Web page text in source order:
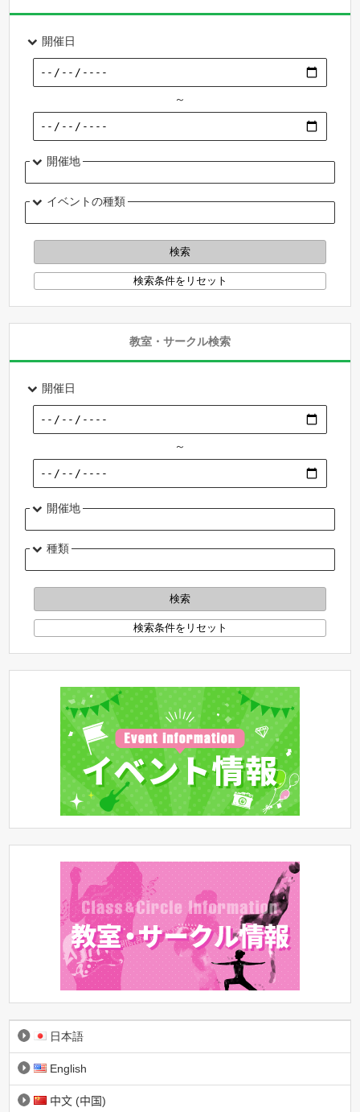
開催日
～
開催地
イベントの種類
教室・サークル検索
開催日
～
開催地
種類
日本語
English
中文 (中国)